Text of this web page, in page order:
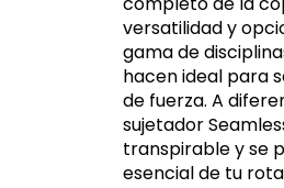
versatilidad y
gama de
hacen ideal para
de fuerza. A
sujetador
transpirable y se
esencial de tu